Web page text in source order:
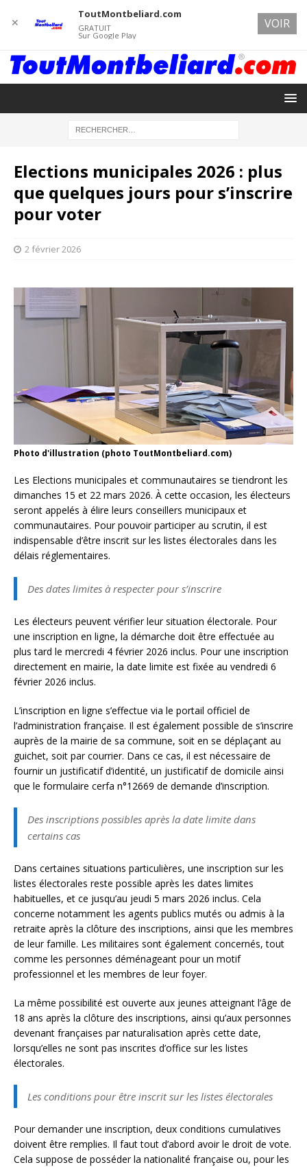
Elections municipales 2026 : plus
que quelques jours pour s’inscrire
pour voter
2 février 2026
Photo d'illustration (photo ToutMontbeliard.com)
Les Elections municipales et communautaires se tiendront les
dimanches 15 et 22 mars 2026. À cette occasion, les électeurs
seront appelés à élire leurs conseillers municipaux et
communautaires. Pour pouvoir participer au scrutin, il est
indispensable d’être inscrit sur les listes électorales dans les
délais réglementaires.
Des dates limites à respecter pour s’inscrire
Les électeurs peuvent vérifier leur situation électorale. Pour
une inscription en ligne, la démarche doit être effectuée au
plus tard le mercredi 4 février 2026 inclus. Pour une inscription
directement en mairie, la date limite est fixée au vendredi 6
février 2026 inclus.
L’inscription en ligne s’effectue via le portail officiel de
l’administration française. Il est également possible de s’inscrire
auprès de la mairie de sa commune, soit en se déplaçant au
guichet, soit par courrier. Dans ce cas, il est nécessaire de
fournir un justificatif d’identité, un justificatif de domicile ainsi
que le formulaire cerfa n°12669 de demande d’inscription.
Des inscriptions possibles après la date limite dans
certains cas
Dans certaines situations particulières, une inscription sur les
listes électorales reste possible après les dates limites
habituelles, et ce jusqu’au jeudi 5 mars 2026 inclus. Cela
concerne notamment les agents publics mutés ou admis à la
retraite après la clôture des inscriptions, ainsi que les membres
de leur famille. Les militaires sont également concernés, tout
comme les personnes déménageant pour un motif
professionnel et les membres de leur foyer.
La même possibilité est ouverte aux jeunes atteignant l’âge de
18 ans après la clôture des inscriptions, ainsi qu’aux personnes
devenant françaises par naturalisation après cette date,
lorsqu’elles ne sont pas inscrites d’office sur les listes
électorales.
Les conditions pour être inscrit sur les listes électorales
Pour demander une inscription, deux conditions cumulatives
doivent être remplies. Il faut tout d’abord avoir le droit de vote.
Cela suppose de posséder la nationalité française ou, pour les
✕
ToutMontbeliard.com
GRATUIT
Sur Google Play
VOIR